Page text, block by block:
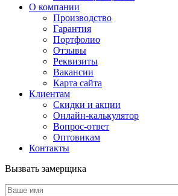
О компании
Производство
Гарантия
Портфолио
Отзывы
Реквизиты
Вакансии
Карта сайта
Клиентам
Скидки и акции
Онлайн-калькулятор
Вопрос-ответ
Оптовикам
Контакты
Вызвать замерщика